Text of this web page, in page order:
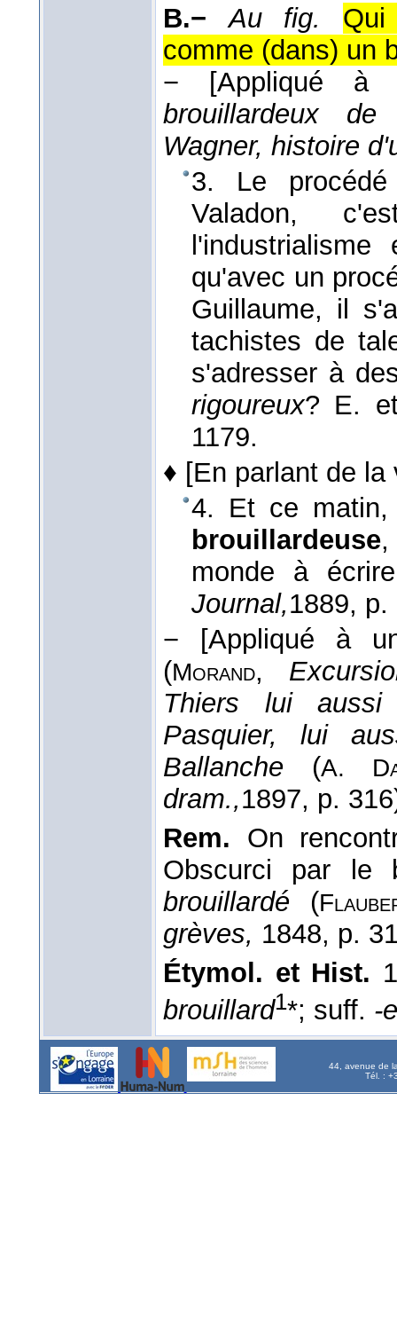
B.−
Au fig.
comme (dans) un
−
[Appliqué à
brouillardeux de
Wagner, histoire
3. Le procédé
Valadon,
qu'avec un
Guillaume, il
tachistes de
s'adresser à
rigoureux? E.
1179.
♦ [En parlant de la
4. Et ce
brouillardeuse
monde à
Journal,1889, p.
−
[Appliqué à
(Morand,
Thiers lui
Pasquier, lui
Ballanche (A.
dram.,1897, p.
Rem. On
Obscurci par le
brouillardé (
grèves, 1848, p.
Étymol. et Hist.
brouillard1*; suff. -
44, avenue de
Tél. :